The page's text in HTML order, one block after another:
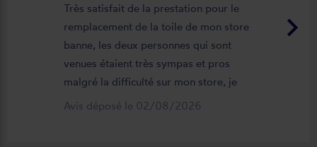
keyboard_arrow_right
Très satisfait de la prestation pour le
remplacement de la toile de mon store
banne, les deux personnes qui sont
venues étaient très sympas et pros
malgré la difficulté sur mon store, je
suis satisfait du résultat et du
Avis déposé le 02/08/2026